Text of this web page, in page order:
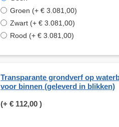
Groen (+ € 3.081,00)
Zwart (+ € 3.081,00)
Rood (+ € 3.081,00)
Transparante grondverf op
voor binnen (geleverd in blikken)
(+ € 112,00 )